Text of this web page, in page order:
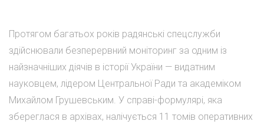
Протягом багатьох років радянські спецслужби
здійснювали безперервний моніторинг за одним із
найзначніших діячів в історії України — видатним
науковцем, лідером Центральної Ради та академіком
Михайлом Грушевським. У справі-формулярі, яка
збереглася в архівах, налічується 11 томів оперативних